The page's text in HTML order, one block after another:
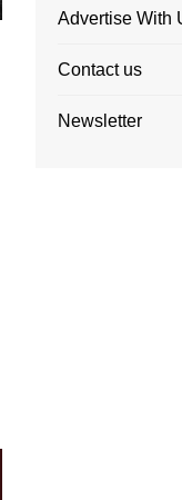
Advertise With
Contact us
Newsletter